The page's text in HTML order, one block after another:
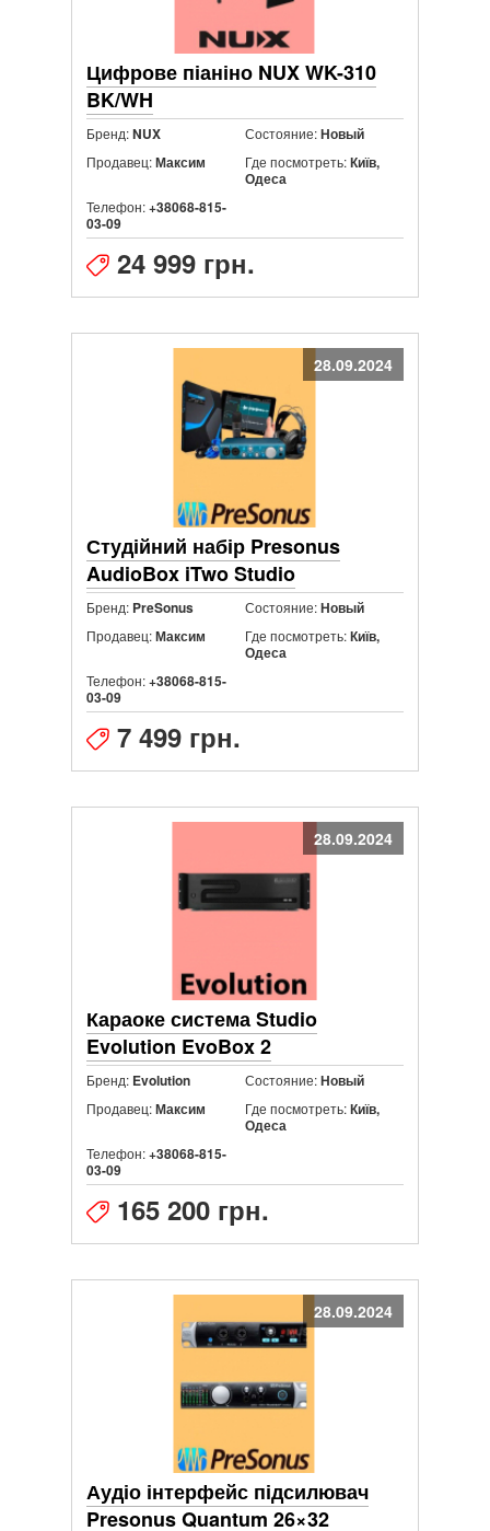
Цифрове піаніно NUX WK-310
BK/WH
Бренд:NUX Состояние:Новый
Продавец:Максим Где посмотреть:Київ,
Одеса
Телефон:+38068-815-
03-09
24 999 грн.
28.09.2024
Студійний набір Presonus
AudioBox iTwo Studio
Бренд: PreSonus Состояние:Новый
Продавец:Максим Где посмотреть:Київ,
Одеса
Телефон:+38068-815-
03-09
7 499 грн.
28.09.2024
Караоке система Studio
Evolution EvoBox 2
Бренд: Evolution Состояние:Новый
Продавец:Максим Где посмотреть:Київ,
Одеса
Телефон:+38068-815-
03-09
165 200 грн.
28.09.2024
Аудіо інтерфейс підсилювач
Presonus Quantum 26×32